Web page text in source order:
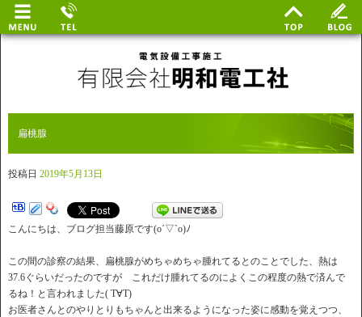
扁桃腺
投稿日 2019年5月13日
こんにちは、ブログ担当藤原です(o´▽`o)ﾉ
この間の診察の結果、扁桃腺がめちゃめちゃ腫れてるとのことでした、熱は
37.6ぐらいだったのですが これだけ腫れてるのによくこの程度の熱で済んで
るね！と言われました( T∀T)
お医者さんとのやりとりもちゃんと出来るようになった姿に感動を覚えつつ、